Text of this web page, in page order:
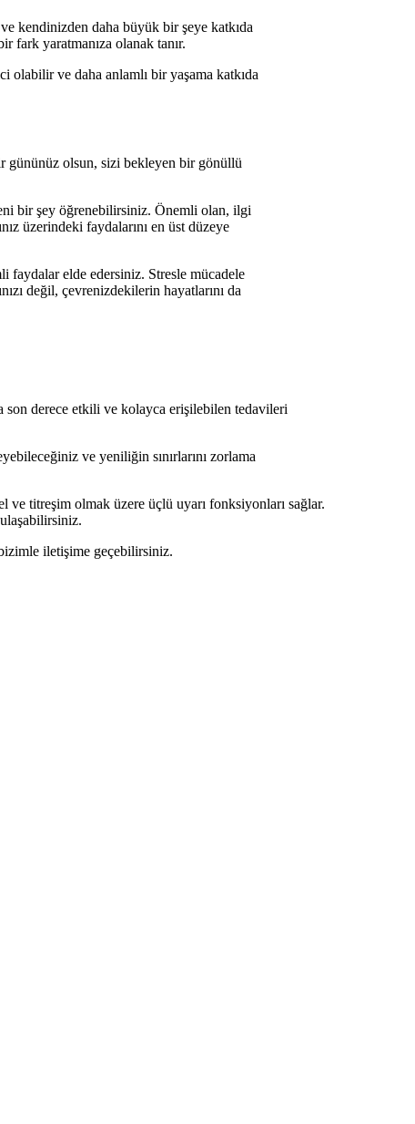
kendinizden daha büyük bir şeye katkıda
fark yaratmanıza olanak tanır.
olabilir ve daha anlamlı bir yaşama katkıda
gününüz olsun, sizi bekleyen bir gönüllü
bir şey öğrenebilirsiniz. Önemli olan, ilgi
üzerindeki faydalarını en üst düzeye
faydalar elde edersiniz. Stresle mücadele
değil, çevrenizdekilerin hayatlarını da
son derece etkili ve kolayca erişilebilen tedavileri
ve yeniliğin sınırlarını zorlama
titreşim olmak üzere üçlü uyarı fonksiyonları sağlar.
iletişime geçebilirsiniz.